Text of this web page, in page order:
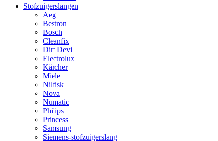
Stofzuigerslangen
Aeg
Bestron
Bosch
Cleanfix
Dirt Devil
Electrolux
Kärcher
Miele
Nilfisk
Nova
Numatic
Philips
Princess
Samsung
Siemens-stofzuigerslang